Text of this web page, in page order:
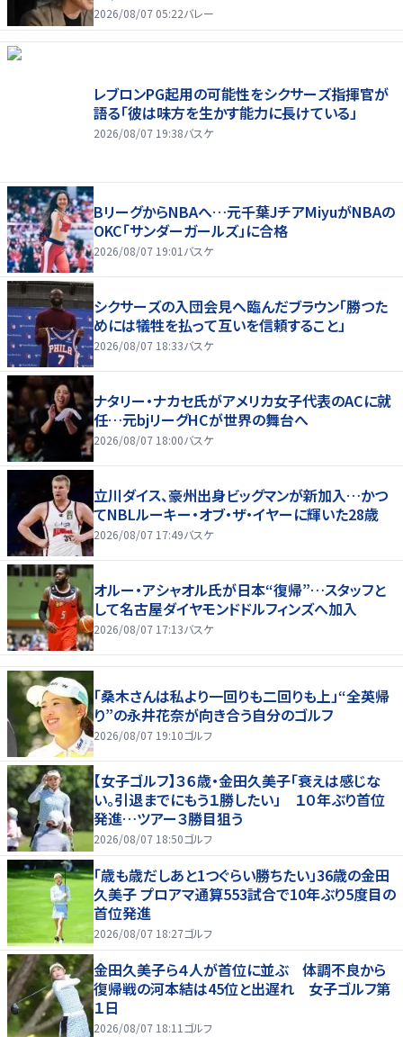
2026/08/07 05:22バレー
レブロンPG起用の可能性をシクサーズ指揮官が
語る「彼は味方を生かす能力に長けている」
2026/08/07 19:38バスケ
BリーグからNBAへ…元千葉JチアMiyuがNBAの
OKC「サンダーガールズ」に合格
2026/08/07 19:01 バスケ
シクサーズの入団会見へ臨んだブラウン「勝つた
めには犠牲を払って互いを信頼すること」
2026/08/07 18:33バスケ
ナタリー・ナカセ氏がアメリカ女子代表のACに就
任…元bjリーグHCが世界の舞台へ
2026/08/07 18:00バスケ
立川ダイス、豪州出身ビッグマンが新加入…かつ
てNBLルーキー・オブ・ザ・イヤーに輝いた28歳
2026/08/07 17:49バスケ
オルー・アシャオル氏が日本“復帰”…スタッフと
して名古屋ダイヤモンドドルフィンズへ加入
2026/08/07 17:13バスケ
「桑木さんは私より一回りも二回りも上」“全英帰
り”の永井花奈が向き合う自分のゴルフ
2026/08/07 19:10ゴルフ
【女子ゴルフ】３６歳・金田久美子「衰えは感じな
い。引退までにもう１勝したい」 １０年ぶり首位
発進…ツアー３勝目狙う
2026/08/07 18:50ゴルフ
「歳も歳だしあと1つぐらい勝ちたい」36歳の金田
久美子 プロアマ通算553試合で10年ぶり5度目の
首位発進
2026/08/07 18:27ゴルフ
金田久美子ら４人が首位に並ぶ 体調不良から
復帰戦の河本結は45位と出遅れ 女子ゴルフ第
１日
2026/08/07 18:11 ゴルフ